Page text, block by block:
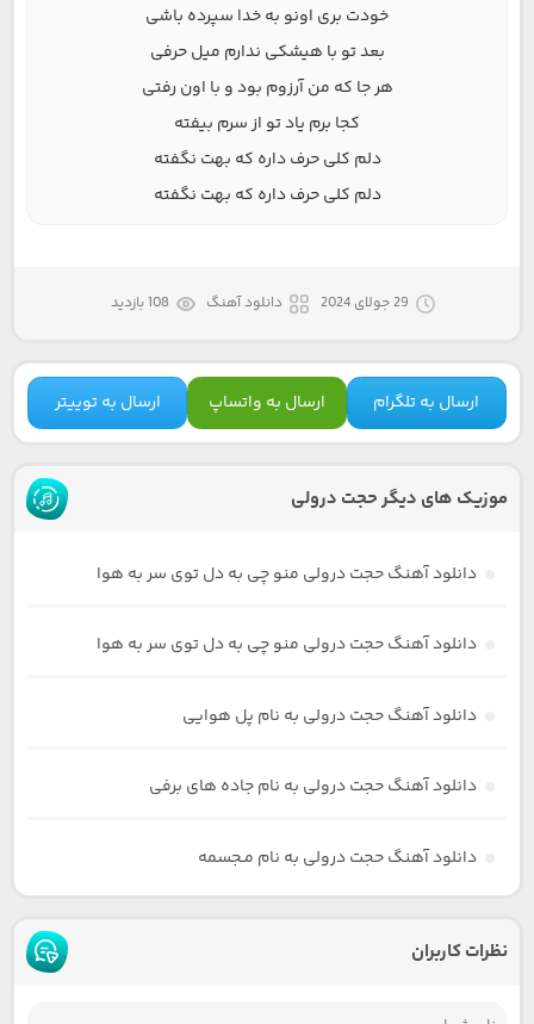
خودت بری اونو به خدا سپرده باشی
بعد تو با هیشکی ندارم میل حرفی
هر جا که من آرزوم بود و با اون رفتی
کجا برم یاد تو از سرم بیفته
دلم کلی حرف داره که بهت نگفته
دلم کلی حرف داره که بهت نگفته
29 جولای 2024 دانلود آهنگ 108 بازدید
ارسال به تلگرام ارسال به واتساپ ارسال به توییتر
موزیک های دیگر حجت درولی
دانلود آهنگ حجت درولی منو چی به دل توی سر به هوا
دانلود آهنگ حجت درولی منو چی به دل توی سر به هوا
دانلود آهنگ حجت درولی به نام پل هوایی
دانلود آهنگ حجت درولی به نام جاده های برفی
دانلود آهنگ حجت درولی به نام مـجسمه
نظرات کاربران